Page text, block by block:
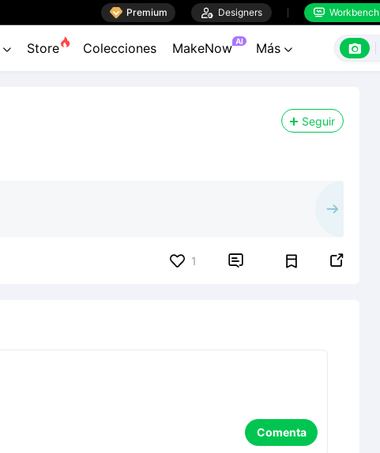
 Premium  Designers  Workbench
 Store Colecciones MakeNow AI Más  
Seguir
1  
Comenta